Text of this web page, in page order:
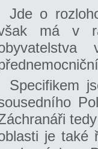
Jde o
má v
Specifikem
je také